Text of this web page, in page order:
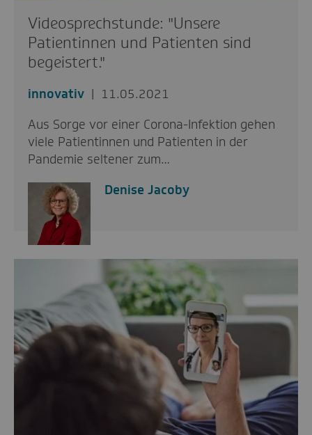
Videosprechstunde: "Unsere
Patientinnen und Patienten sind
begeistert."
innovativ
11.05.2021
Aus Sorge vor einer Corona-Infektion gehen
viele Patientinnen und Patienten in der
Pandemie seltener zum…
Denise Jacoby